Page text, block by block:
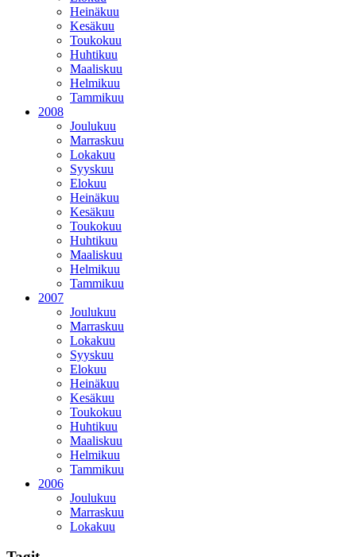
Heinäkuu
Kesäkuu
Toukokuu
Huhtikuu
Maaliskuu
Helmikuu
Tammikuu
2008
Joulukuu
Marraskuu
Lokakuu
Syyskuu
Elokuu
Heinäkuu
Kesäkuu
Toukokuu
Huhtikuu
Maaliskuu
Helmikuu
Tammikuu
2007
Joulukuu
Marraskuu
Lokakuu
Syyskuu
Elokuu
Heinäkuu
Kesäkuu
Toukokuu
Huhtikuu
Maaliskuu
Helmikuu
Tammikuu
2006
Joulukuu
Marraskuu
Lokakuu